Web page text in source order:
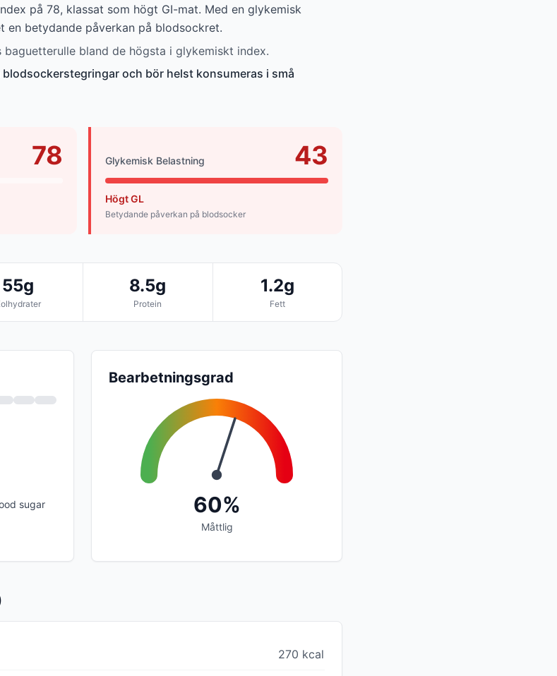
på 78, klassat som högt GI-mat. Med en glykemisk
en betydande påverkan på blodsockret.
bland de högsta i glykemiskt index.
och bör helst konsumeras i små
78 Glykemisk Belastning 43
Högt GL
Betydande påverkan på blodsocker
55g 8.5g
Protein
1.2g
Fett
sugar
Bearbetningsgrad
60%
Måttlig
270 kcal